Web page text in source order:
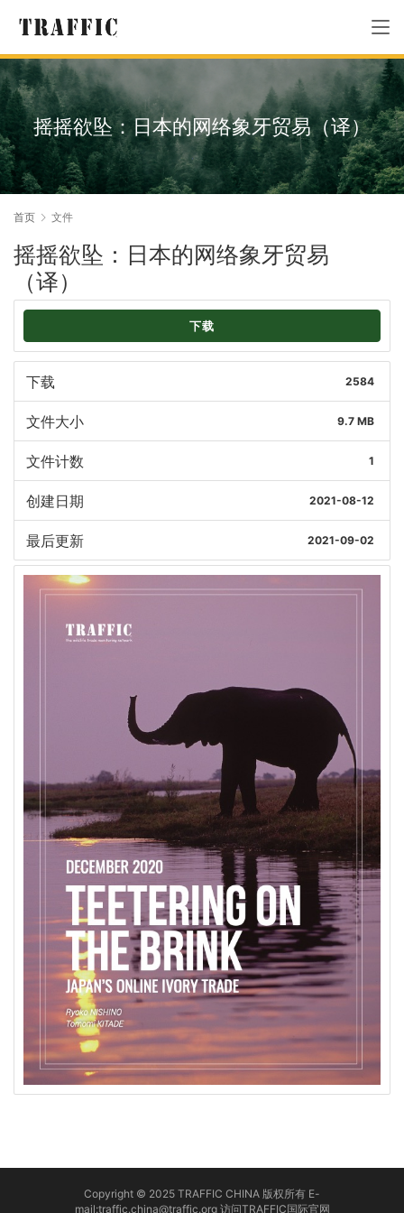
摇摇欲坠：日本的网络象牙贸易（译）
首页 文件
摇摇欲坠：日本的网络象牙贸易
（译）
下载
下载 2584
文件大小 9.7 MB
文件计数 1
创建日期 2021-08-12
最后更新 2021-09-02
Copyright © 2025 TRAFFIC CHINA 版权所有 E-
mail:traffic.china@traffic.org 访问TRAFFIC国际官网